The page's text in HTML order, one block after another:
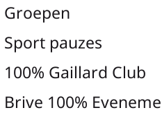
Groepen
Sport pauzes
100% Gaillard Club
Brive 100%